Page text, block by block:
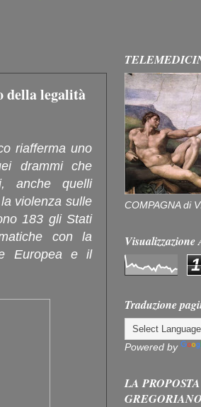
della legalità
riafferma uno
drammi che
anche quelli
violenza sulle
183 gli Stati
con la
Europea e il
COMPAGNA di
1
Traduzione
Powered by
LA